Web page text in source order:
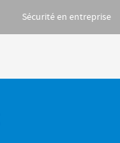
Sécurité en entreprise